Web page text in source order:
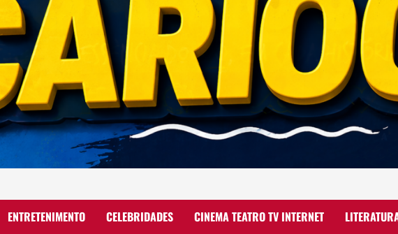
ENTRETENIMENTO CELEBRIDADES CINEMA TEATRO TV INTERNET